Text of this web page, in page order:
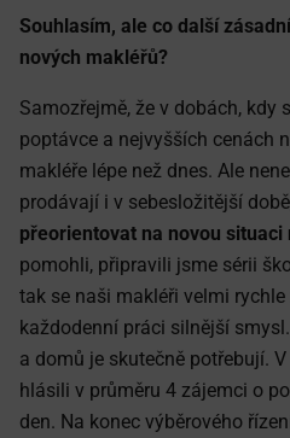
Souhlasím, ale co další
nových makléřů?
Samozřejmě, že v dobách, kdy
poptávce a nejvyšších cenách
makléře lépe než dnes. Ale
prodávají i v sebesložitější
přeorientovat na novou situaci
pomohli, připravili jsme sérii
tak se naši makléři velmi
každodenní práci silnější
a domů je skutečně potřebují.
hlásili v průměru 4 zájemci o
den. Na konec výběrového